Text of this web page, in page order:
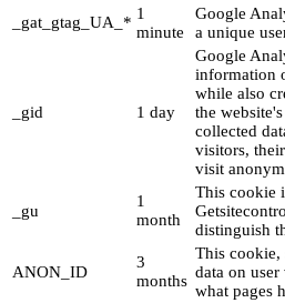
_gat_gtag_UA_* 1
minute
Google
a unique
_gid 1 day
Google
information
while also
the
collected
visitors,
visit
_gu
1
month
This cookie
distinguish
ANON_ID
3
months
This cookie,
data on
what pages